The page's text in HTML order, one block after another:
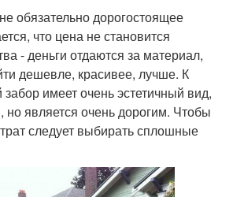
обязательно дорогостоящее
что цена не становится
- деньги отдаются за материал,
дешевле, красивее, лучше. К
имеет очень эстетичный вид,
но является очень дорогим. Чтобы
следует выбирать сплошные